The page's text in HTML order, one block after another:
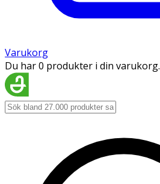
Varukorg
Du har 0 produkter i din varukorg.